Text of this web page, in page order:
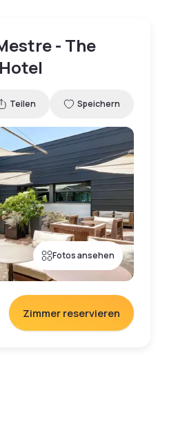
- The
Teilen Speichern
Fotos ansehen
Zimmer reservieren